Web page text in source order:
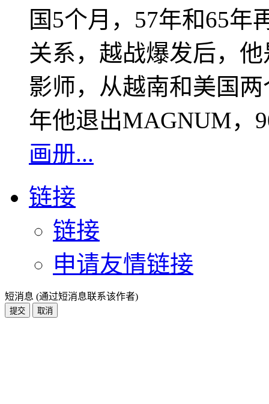
国5个月，57年和65年
关系，越战爆发后，
影师，从越南和美国
年他退出MAGNUM，
画册...
链接
链接
申请友情链接
短消息 (通过短消息联系该作者)